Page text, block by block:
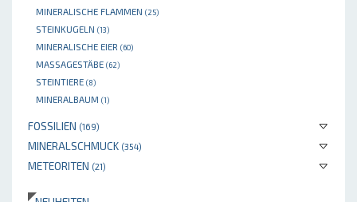
MINERALISCHE FLAMMEN (25)
STEINKUGELN (13)
MINERALISCHE EIER (60)
MASSAGESTÄBE (62)
STEINTIERE (8)
MINERALBAUM (1)
FOSSILIEN (169)
MINERALSCHMUCK (354)
METEORITEN (21)